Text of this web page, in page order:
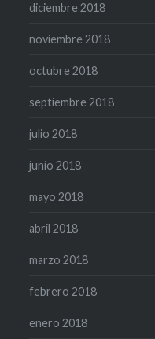
diciembre 2018
noviembre 2018
octubre 2018
septiembre 2018
julio 2018
junio 2018
mayo 2018
abril 2018
marzo 2018
febrero 2018
enero 2018